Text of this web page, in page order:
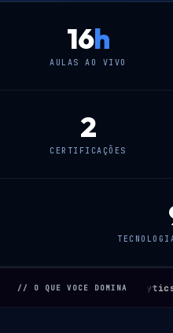
16h
AULAS AO VIVO
2
CERTIFICAÇÕES
// O QUE VOCE DOMINA
Synapse Analytics ·